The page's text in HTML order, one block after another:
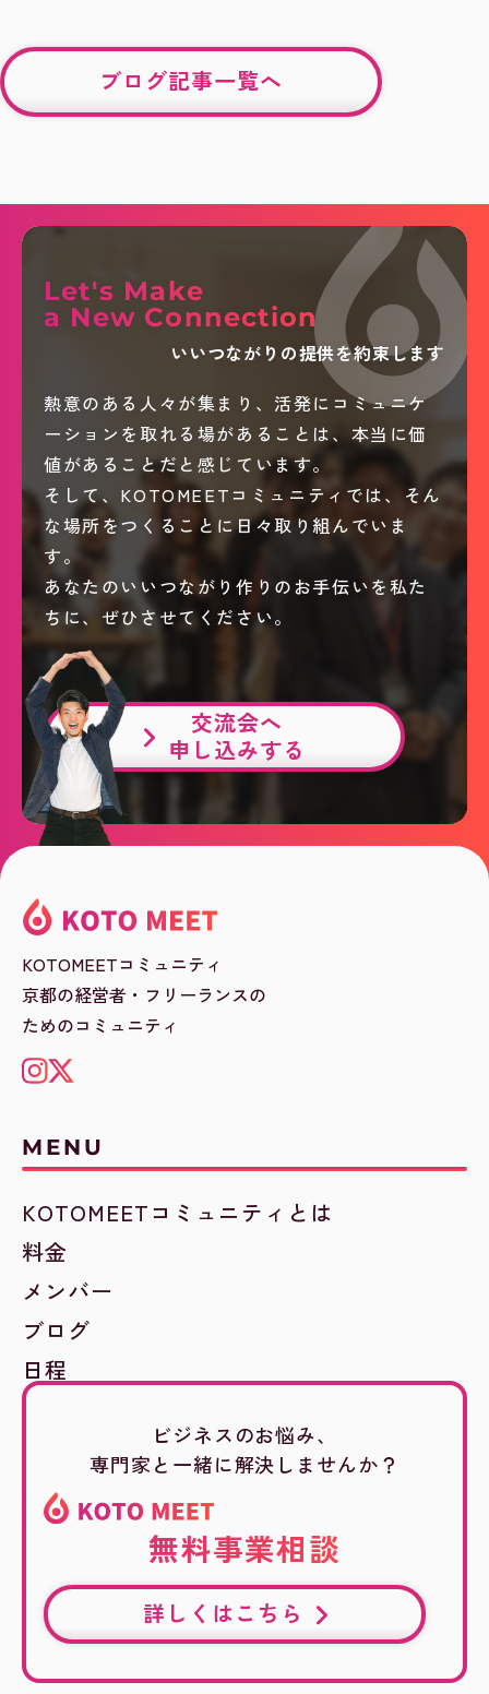
ブログ記事一覧へ
Let's Make
a New Connection
いいつながりの提供を約束します
熱意のある人々が集まり、活発にコミュニケ
ーションを取れる場があることは、本当に価
値があることだと感じています。
そして、KOTOMEETコミュニティでは、そん
な場所をつくることに日々取り組んでいま
す。
あなたのいいつながり作りのお手伝いを私た
ちに、ぜひさせてください。
交流会へ
申し込みする
KOTOMEETコミュニティ
京都の経営者・フリーランスの
ためのコミュニティ
MENU
KOTOMEETコミュニティとは
料金
メンバー
ブログ
日程
ビジネスのお悩み、
専門家と一緒に解決しませんか？
無料事業相談
詳しくはこちら